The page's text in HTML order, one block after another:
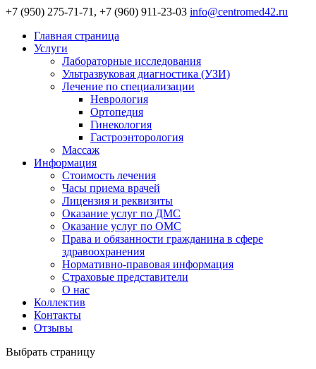
+7 (950) 275-71-71, +7 (960) 911-23-03 info@centromed42.ru
Главная страница
Услуги
Лабораторные исследования
Ультразвуковая диагностика (УЗИ)
Лечение по специализации
Неврология
Ортопедия
Гинекология
Гастроэнторология
Массаж
Информация
Стоимость лечения
Часы приема врачей
Лицензия и реквизиты
Оказание услуг по ДМС
Оказание услуг по ОМС
Права и обязанности гражданина в сфере
здравоохранения
Нормативно-правовая информация
Страховые представители
О нас
Коллектив
Контакты
Отзывы
Выбрать страницу